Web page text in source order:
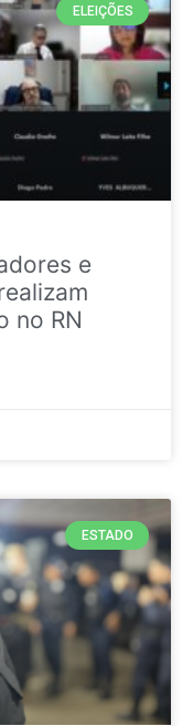
ELEIÇÕES
e
no RN
ESTADO